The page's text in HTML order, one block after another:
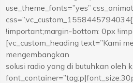
use_theme_fonts=”yes”
!important;margin-bottom: 0px
[vc_custom_heading text=”Kami
mengembangkan
solusi radio yang di butuhkan oleh